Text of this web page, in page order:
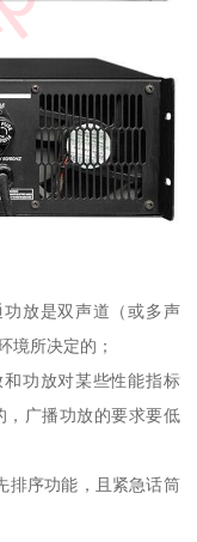
放是双声道（或多声
境所决定的；
功放对某些性能指标
，广播功放的要求要低
排序功能，且紧急话筒